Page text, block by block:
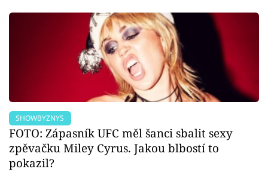
SHOWBYZNYS
FOTO: Zápasník UFC měl šanci sbalit sexy
zpěvačku Miley Cyrus. Jakou blbostí to
pokazil?